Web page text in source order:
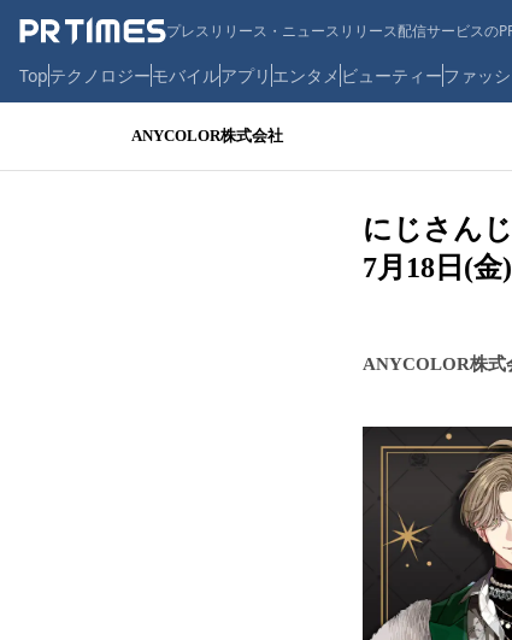
プレスリリース・ニュースリリース配信サービスの
Topテクノロジーモバイルアプリ エンタメ ビューティーファッ
ANYCOLOR株式会社
にじさん
7月18日(金
ANYCOLOR株式